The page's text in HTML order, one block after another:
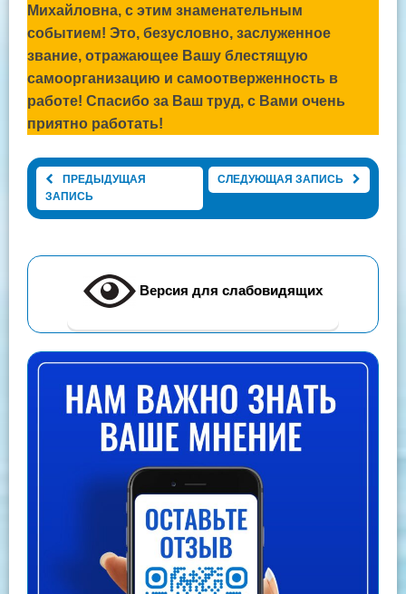
Михайловна, с этим знаменательным
событием! Это, безусловно, заслуженное
звание, отражающее Вашу блестящую
самоорганизацию и самоотверженность в
работе! Спасибо за Ваш труд, с Вами очень
приятно работать!
ПРЕДЫДУЩАЯ
ЗАПИСЬ
СЛЕДУЮЩАЯ ЗАПИСЬ
Версия для слабовидящих